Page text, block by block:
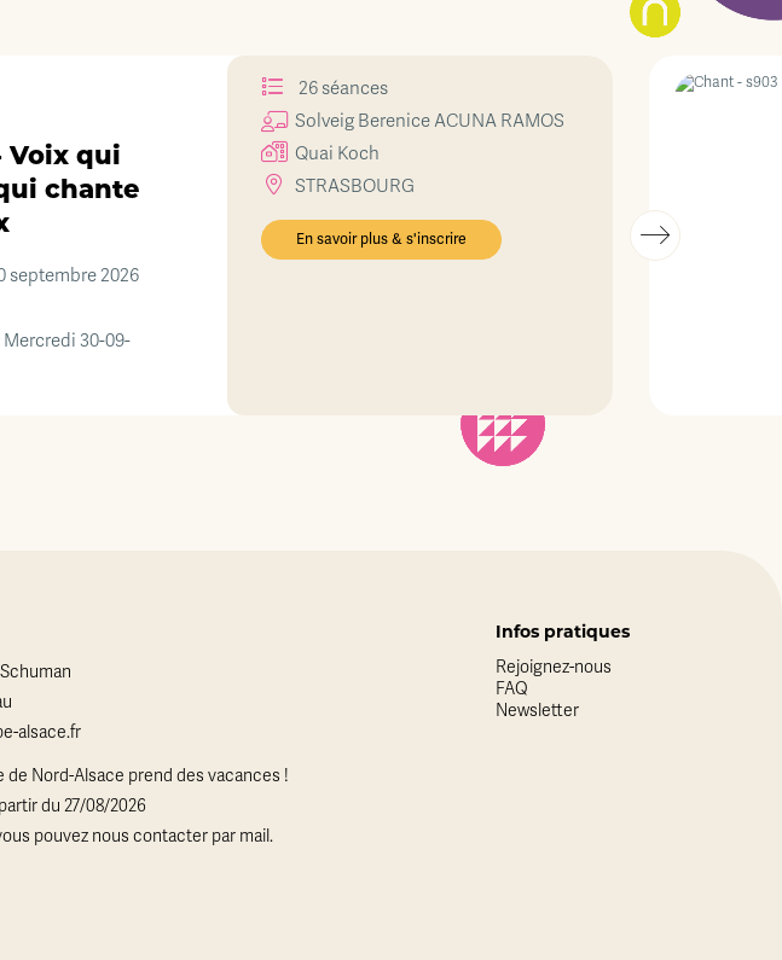
Voix qui
chante
septembre 2026
Mercredi 30-09-
26 séances
Solveig BereniceACUNA RAMOS
Quai Koch
STRASBOURG
En savoir plus & s'inscrire
alsace.fr
de Nord-Alsace prend des vacances !
du 27/08/2026
pouvez nous contacter par mail.
Infos pratiques
Rejoignez-nous
FAQ
Newsletter